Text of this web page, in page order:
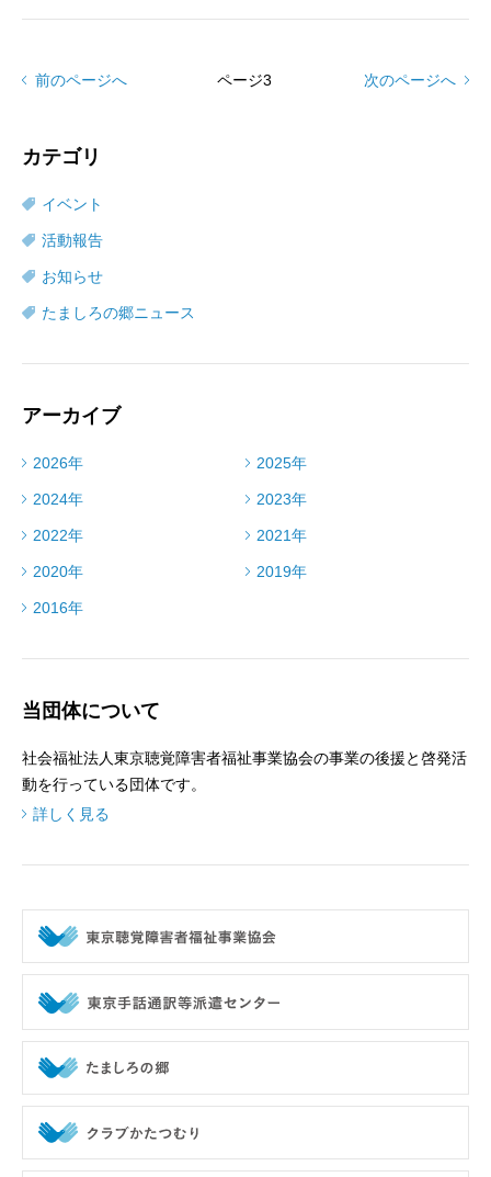
前のページへ ページ3 次のページへ
カテゴリ
イベント
活動報告
お知らせ
たましろの郷ニュース
アーカイブ
2026年 2025年
2024年 2023年
2022年 2021年
2020年 2019年
2016年
当団体について
社会福祉法人東京聴覚障害者福祉事業協会の事業の後援と啓発活
動を行っている団体です。
詳しく見る